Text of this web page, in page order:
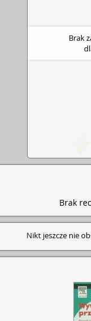
Brak
Brak
Nikt jeszcze nie